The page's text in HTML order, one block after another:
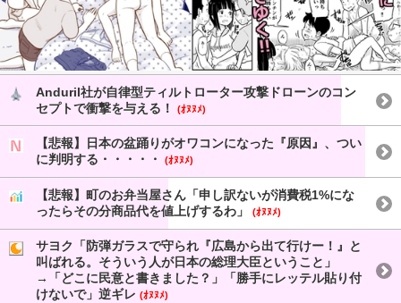
Anduril社が自律型ティルトローター攻撃ドローンのコン
セプトで衝撃を与える！
(ｵﾇﾇﾒ)
【悲報】日本の盆踊りがオワコンになった『原因』、つい
に判明する・・・・・
(ｵﾇﾇﾒ)
【悲報】町のお弁当屋さん「申し訳ないが消費税1%にな
ったらその分商品代を値上げするわ」
(ｵﾇﾇﾒ)
サヨク「防弾ガラスで守られ『広島から出て行けー！』と
叫ばれる。そういう人が日本の総理大臣ということ」
→「どこに民意と書きました？」「勝手にレッテル貼り付
けないで」逆ギレ (ｵﾇﾇﾒ)